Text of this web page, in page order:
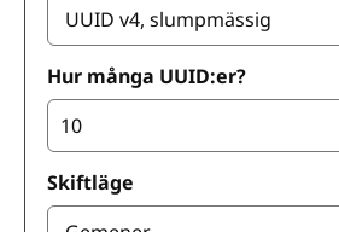
Hur många UUID:er?
Skiftläge